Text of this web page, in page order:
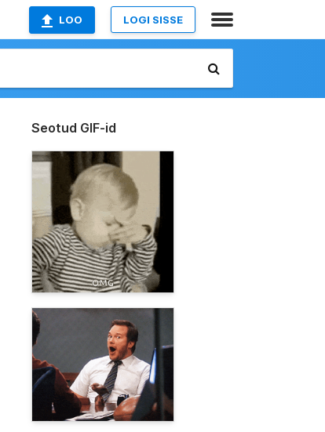
LOO LOGI SISSE
Seotud GIF-id